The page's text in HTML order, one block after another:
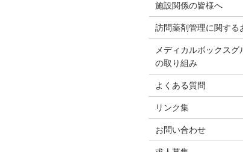
施設関係の皆様へ
訪問薬剤管理に関する
メディカルボックス
の取り組み
よくある質問
リンク集
お問い合わせ